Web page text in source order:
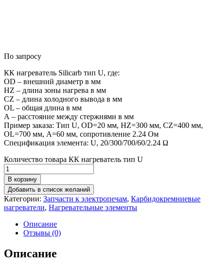
По запросу
КК нагреватель Silicarb тип U, где:
OD – внешний диаметр в мм
HZ – длина зоны нагрева в мм
CZ – длина холодного вывода в мм
OL – общая длина в мм
А – расстояние между стержнями в мм
Пример заказа: Тип U, OD=20 мм, HZ=300 мм, CZ=400 мм,
OL=700 мм, А=60 мм, сопротивление 2.24 Ом
Спецификация элемента: U, 20/300/700/60/2.24 Ω
Количество товара КК нагреватель тип U
В корзину
Добавить в список желаний
Категории: Запчасти к электропечам, Карбидокремниевые
нагреватели, Нагревательные элементы
Описание
Отзывы (0)
Описание